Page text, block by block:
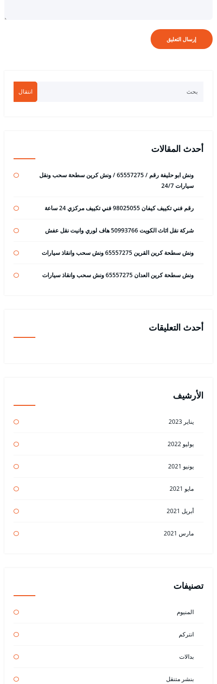
انتقال
أحدث المقالات
ونش ابو حليفة رقم / 65557275 / ونش كرين سطحة سحب ونقل
سيارات 24/7
رقم فني تكييف كيفان 98025055 فني تكييف مركزي 24 ساعة
شركة نقل اثاث الكويت 50993766 هاف لوري وانيت نقل عفش
ونش سطحة كرين القرين 65557275 ونش سحب وانقاذ سيارات
ونش سطحة كرين العدان 65557275 ونش سحب وانقاذ سيارات
أحدث التعليقات
الأرشيف
يناير 2023
يوليو 2022
يونيو 2021
مايو 2021
أبريل 2021
مارس 2021
تصنيفات
المنيوم
انتركم
بدالات
بنشر متنقل